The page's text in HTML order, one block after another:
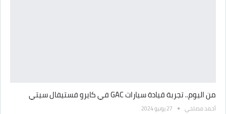
من اليوم.. تجربة قيادة سيارات GAC في كايرو فستيفال سيتي
أحمد مصلحي 27 يونيو 2024